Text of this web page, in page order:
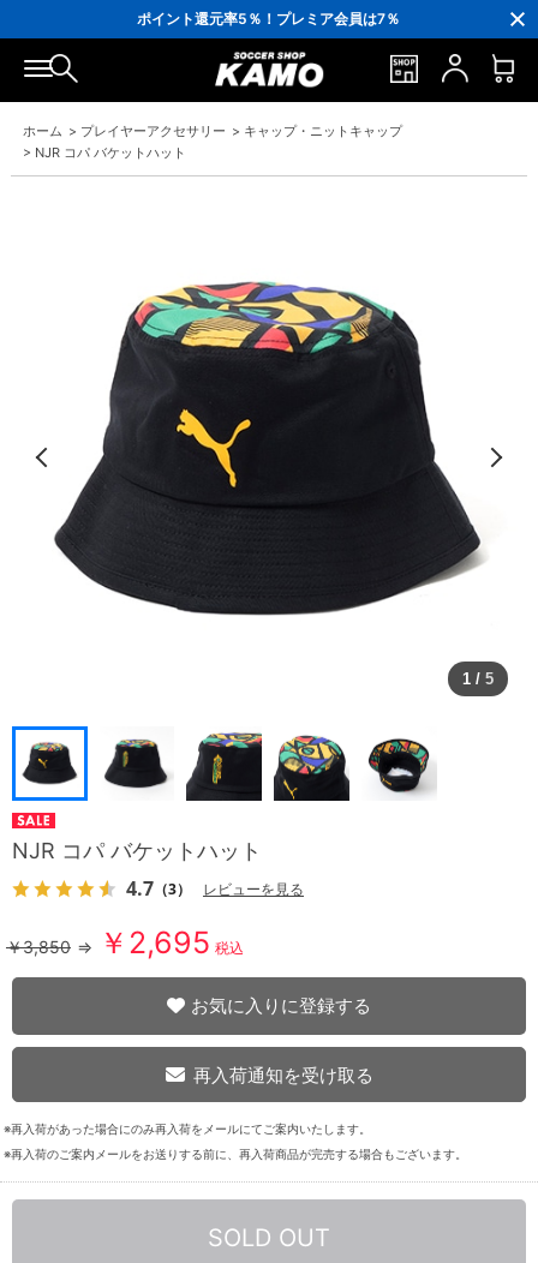
ポイント還元率5％！プレミア会員は7％
会員の方にはお誕生月に「10％OFFクーポン」プレゼント！
16,000円(税込)以上でシューズケースプレゼント！
3,300円(税込)以上で送料無料！
ホーム > プレイヤーアクセサリー > キャップ・ニットキャップ
> NJR コパ バケットハット
1 / 5
NJR コパ バケットハット
4.7 （3） レビューを見る
￥3,850 ⇒ ￥2,695 税込
お気に入りに登録する
再入荷通知を受け取る
※再入荷があった場合にのみ再入荷をメールにてご案内いたします。
※再入荷のご案内メールをお送りする前に、再入荷商品が完売する場合もございます。
SOLD OUT